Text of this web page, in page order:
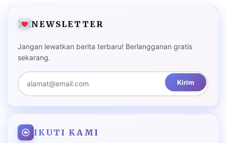
NEWSLETTER
Jangan lewatkan berita terbaru! Berlangganan gratis
sekarang.
Kirim
IKUTI KAMI